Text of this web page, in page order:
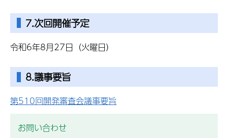
7.次回開催予定
令和6年8月27日（火曜日）
8.議事要旨
第510回開発審査会議事要旨
お問い合わせ